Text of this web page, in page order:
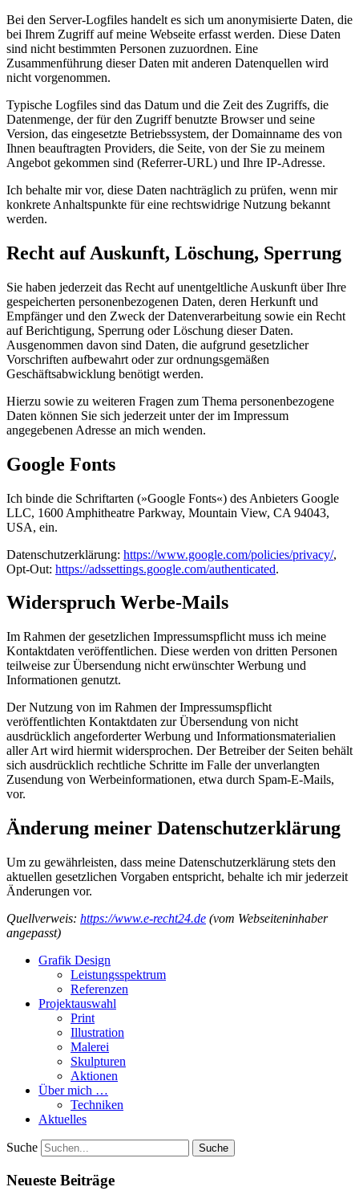
Bei den Server-Logfiles handelt es sich um anonymisierte Daten, die
bei Ihrem Zugriff auf meine Webseite erfasst werden. Diese Daten
sind nicht bestimmten Personen zuzuordnen. Eine
Zusammenführung dieser Daten mit anderen Datenquellen wird
nicht vorgenommen.
Typische Logfiles sind das Datum und die Zeit des Zugriffs, die
Datenmenge, der für den Zugriff benutzte Browser und seine
Version, das eingesetzte Betriebssystem, der Domainname des von
Ihnen beauftragten Providers, die Seite, von der Sie zu meinem
Angebot gekommen sind (Referrer-URL) und Ihre IP-Adresse.
Ich behalte mir vor, diese Daten nachträglich zu prüfen, wenn mir
konkrete Anhaltspunkte für eine rechtswidrige Nutzung bekannt
werden.
Recht auf Auskunft, Löschung, Sperrung
Sie haben jederzeit das Recht auf unentgeltliche Auskunft über Ihre
gespeicherten personenbezogenen Daten, deren Herkunft und
Empfänger und den Zweck der Datenverarbeitung sowie ein Recht
auf Berichtigung, Sperrung oder Löschung dieser Daten.
Ausgenommen davon sind Daten, die aufgrund gesetzlicher
Vorschriften aufbewahrt oder zur ordnungsgemäßen
Geschäftsabwicklung benötigt werden.
Hierzu sowie zu weiteren Fragen zum Thema personenbezogene
Daten können Sie sich jederzeit unter der im Impressum
angegebenen Adresse an mich wenden.
Google Fonts
Ich binde die Schriftarten (»Google Fonts«) des Anbieters Google
LLC, 1600 Amphitheatre Parkway, Mountain View, CA 94043,
USA, ein.
Datenschutzerklärung: https://www.google.com/policies/privacy/,
Opt-Out: https://adssettings.google.com/authenticated.
Widerspruch Werbe-Mails
Im Rahmen der gesetzlichen Impressumspflicht muss ich meine
Kontaktdaten veröffentlichen. Diese werden von dritten Personen
teilweise zur Übersendung nicht erwünschter Werbung und
Informationen genutzt.
Der Nutzung von im Rahmen der Impressumspflicht
veröffentlichten Kontaktdaten zur Übersendung von nicht
ausdrücklich angeforderter Werbung und Informationsmaterialien
aller Art wird hiermit widersprochen. Der Betreiber der Seiten behält
sich ausdrücklich rechtliche Schritte im Falle der unverlangten
Zusendung von Werbeinformationen, etwa durch Spam-E-Mails,
vor.
Änderung meiner Datenschutzerklärung
Um zu gewährleisten, dass meine Datenschutzerklärung stets den
aktuellen gesetzlichen Vorgaben entspricht, behalte ich mir jederzeit
Änderungen vor.
Quellverweis: https://www.e-recht24.de (vom Webseiteninhaber
angepasst)
Grafik Design
Leistungsspektrum
Referenzen
Projektauswahl
Print
Illustration
Malerei
Skulpturen
Aktionen
Über mich …
Techniken
Aktuelles
Suche
Neueste Beiträge